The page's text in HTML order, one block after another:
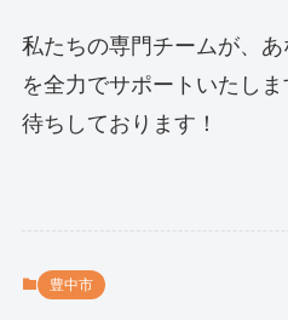
私たちの専門チームが、
を全力でサポートいたし
待ちしております！
豊中市